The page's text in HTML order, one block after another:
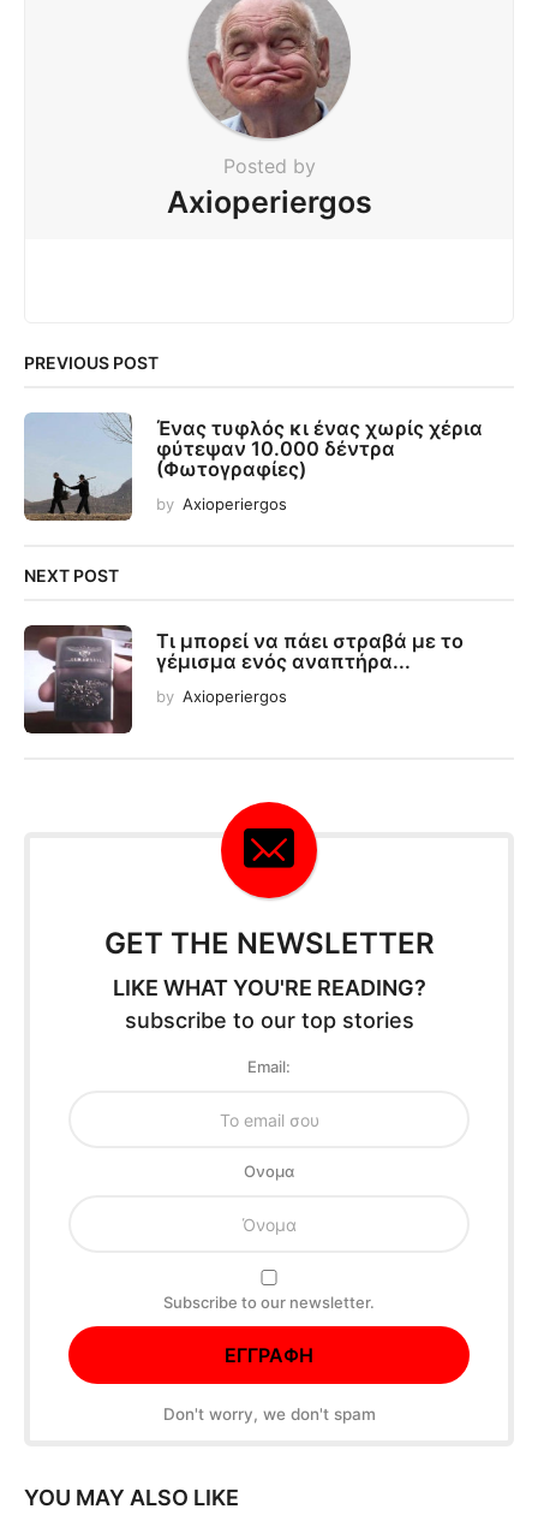
Posted by
Axioperiergos
PREVIOUS POST
Ένας τυφλός κι ένας χωρίς χέρια
φύτεψαν 10.000 δέντρα
(Φωτογραφίες)
by Axioperiergos
NEXT POST
Τι μπορεί να πάει στραβά με το
γέμισμα ενός αναπτήρα...
by Axioperiergos
GET THE NEWSLETTER
LIKE WHAT YOU'RE READING?
subscribe to our top stories
Email:
Oνομα
Subscribe to our newsletter.
Don't worry, we don't spam
YOU MAY ALSO LIKE